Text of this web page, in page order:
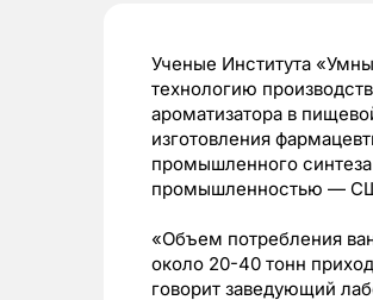
Ученые Института
технологию
ароматизатора в
изготовления
промышленного
промышленностью —
«Объем потребления
около 20-40 тонн
говорит заведующий